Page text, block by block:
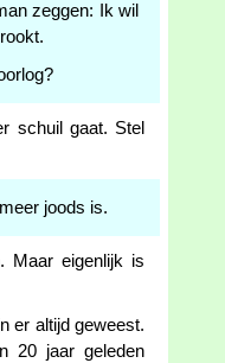
zeggen: Ik wil
schuil gaat. Stel
joods is.
Maar eigenlijk is
er altijd geweest.
20 jaar geleden